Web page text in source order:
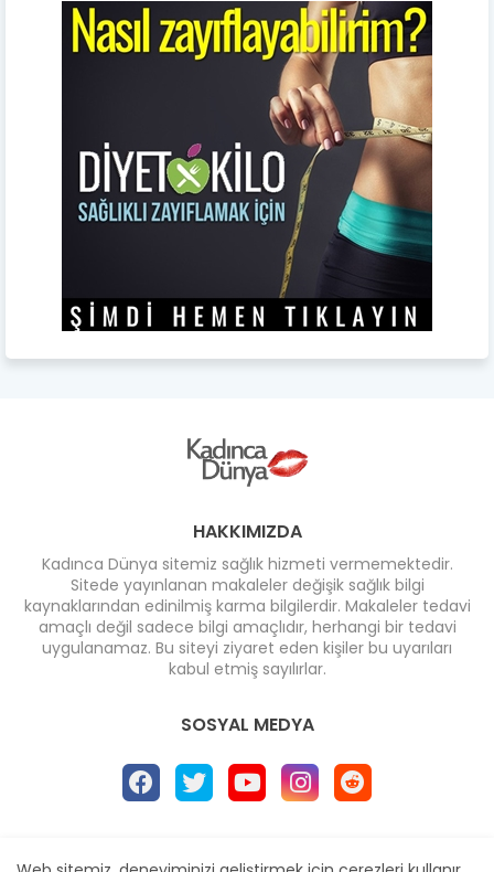
HAKKIMIZDA
Kadınca Dünya sitemiz sağlık hizmeti vermemektedir.
Sitede yayınlanan makaleler değişik sağlık bilgi
kaynaklarından edinilmiş karma bilgilerdir. Makaleler tedavi
amaçlı değil sadece bilgi amaçlıdır, herhangi bir tedavi
uygulanamaz. Bu siteyi ziyaret eden kişiler bu uyarıları
kabul etmiş sayılırlar.
SOSYAL MEDYA